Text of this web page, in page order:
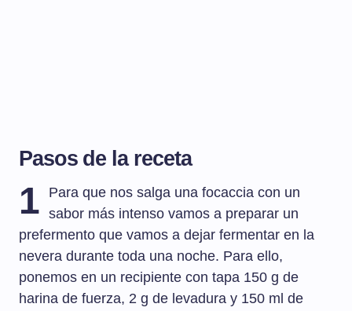
Pasos de la receta
1
Para que nos salga una focaccia con un
sabor más intenso vamos a preparar un
prefermento que vamos a dejar fermentar en la
nevera durante toda una noche. Para ello,
ponemos en un recipiente con tapa 150 g de
harina de fuerza, 2 g de levadura y 150 ml de